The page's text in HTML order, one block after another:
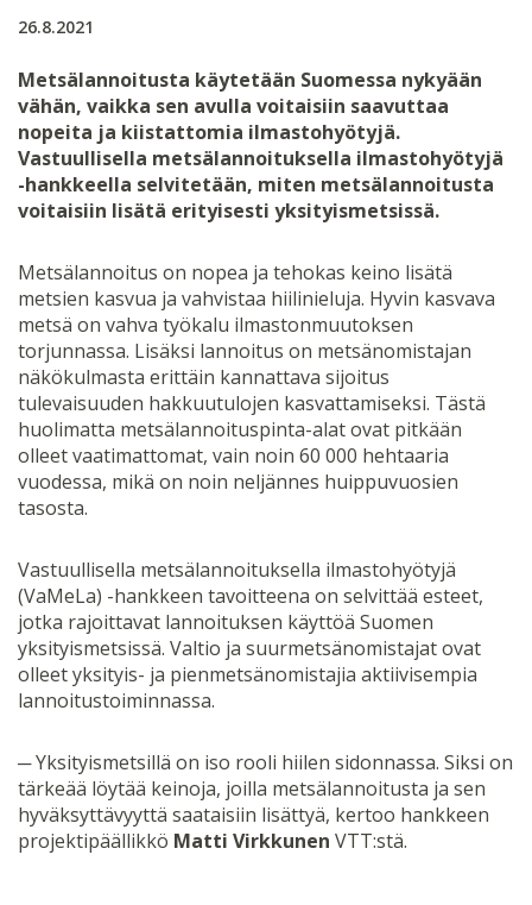
26.8.2021
Metsälannoitusta käytetään Suomessa nykyään
vähän, vaikka sen avulla voitaisiin saavuttaa
nopeita ja kiistattomia ilmastohyötyjä.
Vastuullisella metsälannoituksella ilmastohyötyjä
-hankkeella selvitetään, miten metsälannoitusta
voitaisiin lisätä erityisesti yksityismetsissä.
Metsälannoitus on nopea ja tehokas keino lisätä
metsien kasvua ja vahvistaa hiilinieluja. Hyvin kasvava
metsä on vahva työkalu ilmastonmuutoksen
torjunnassa. Lisäksi lannoitus on metsänomistajan
näkökulmasta erittäin kannattava sijoitus
tulevaisuuden hakkuutulojen kasvattamiseksi. Tästä
huolimatta metsälannoituspinta-alat ovat pitkään
olleet vaatimattomat, vain noin 60 000 hehtaaria
vuodessa, mikä on noin neljännes huippuvuosien
tasosta.
Vastuullisella metsälannoituksella ilmastohyötyjä
(VaMeLa) -hankkeen tavoitteena on selvittää esteet,
jotka rajoittavat lannoituksen käyttöä Suomen
yksityismetsissä. Valtio ja suurmetsänomistajat ovat
olleet yksityis- ja pienmetsänomistajia aktiivisempia
lannoitustoiminnassa.
─ Yksityismetsillä on iso rooli hiilen sidonnassa. Siksi on
tärkeää löytää keinoja, joilla metsälannoitusta ja sen
hyväksyttävyyttä saataisiin lisättyä, kertoo hankkeen
projektipäällikkö Matti Virkkunen VTT:stä.